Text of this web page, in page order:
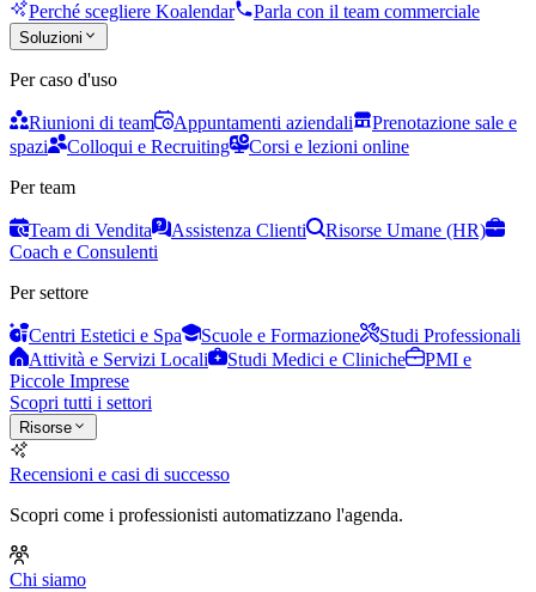
Perché scegliere Koalendar Parla con il team commerciale
Soluzioni
Per caso d'uso
Riunioni di team Appuntamenti aziendali
Prenotazione sale e
spazi
Colloqui e Recruiting
Corsi e lezioni online
Per team
Team di Vendita Assistenza Clienti
Risorse Umane (HR)
Coach e Consulenti
Per settore
Centri Estetici e Spa Scuole e Formazione
Studi Professionali
Attività e Servizi Locali
Studi Medici e Cliniche
PMI e
Piccole Imprese
Scopri tutti i settori
Risorse
Recensioni e casi di successo
Scopri come i professionisti automatizzano l'agenda.
Chi siamo